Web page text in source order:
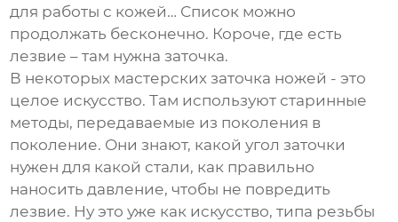
для работы с кожей… Список можно
продолжать бесконечно. Короче, где есть
лезвие – там нужна заточка.
В некоторых мастерских заточка ножей - это
целое искусство. Там используют старинные
методы, передаваемые из поколения в
поколение. Они знают, какой угол заточки
нужен для какой стали, как правильно
наносить давление, чтобы не повредить
лезвие. Ну это уже как искусство, типа резьбы